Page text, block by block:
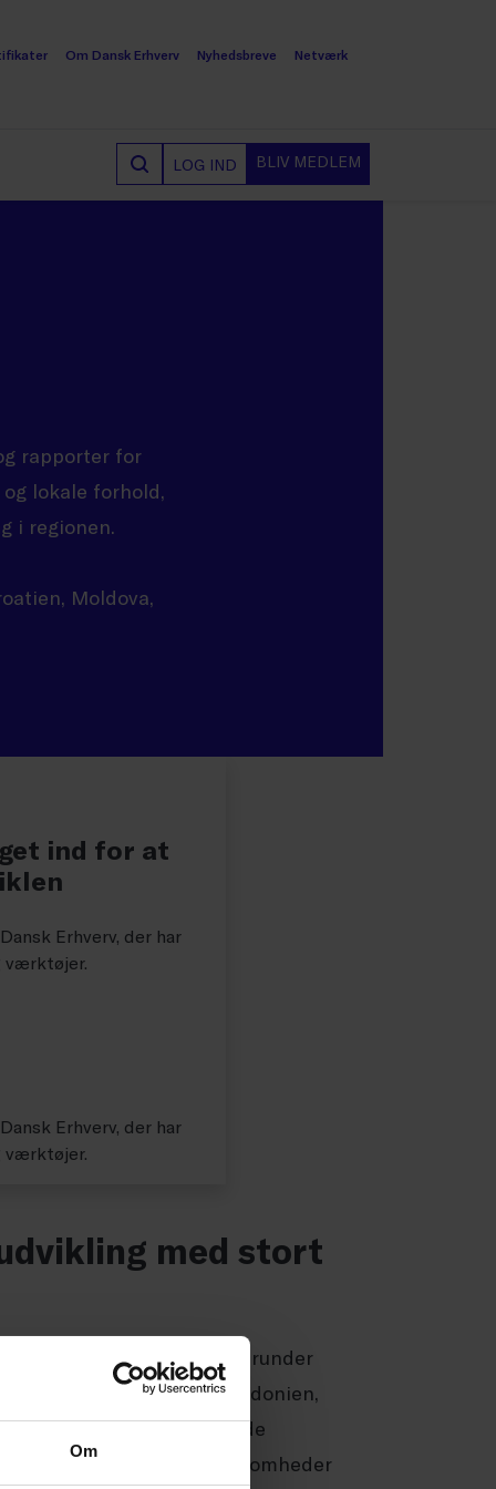
Om
Om Dansk Erhverv Nyhedsbreve Netværk
LOG IND BLIV MEDLEM
rapporter for
lokale forhold,
i regionen.
Moldova,
ind for at
Erhverv, der har
værktøjer.
Erhverv, der har
værktøjer.
med stort
hurtig digital udvikling, herunder
Montenegro, Nordmakedonien,
internetbrug, voksende
brands. Vi hjælper virksomheder